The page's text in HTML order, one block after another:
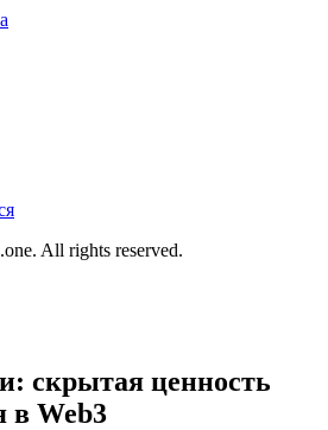
All rights reserved.
скрытая ценность
в Web3